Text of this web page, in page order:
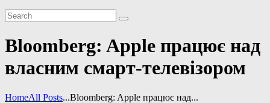
Bloomberg: Apple працює над
власним смарт-телевізором
HomeAll Posts...Bloomberg: Apple працює над...